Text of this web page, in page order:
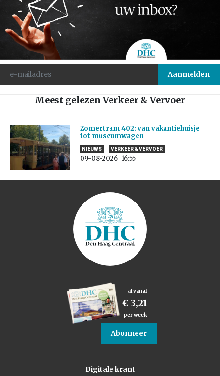
Meest gelezen Verkeer & Vervoer
Zomertram 402: van vakantiehuisje
tot museumwagen
NIEUWS VERKEER & VERVOER
09-08-2026 16:55
al vanaf
€ 3,21
per week
Abonneer
Digitale krant